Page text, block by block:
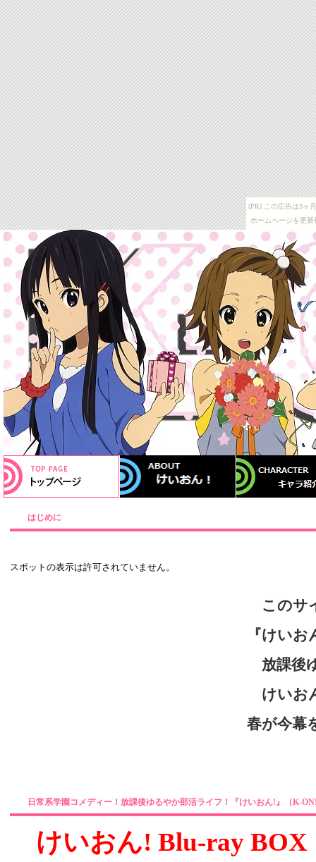
[PR] この広告は3ヶ
ホームページを更
はじめに
このサ
『けい
放課後
けいお
春が今幕
日常系学園コメディー！放課後ゆるやか部活ライフ！『けいおん!』（K-
けいおん! Blu-ray